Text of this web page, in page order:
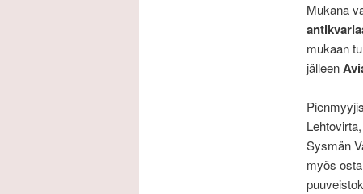
Mukana
mukaan
jälleen
Sysmän
myös